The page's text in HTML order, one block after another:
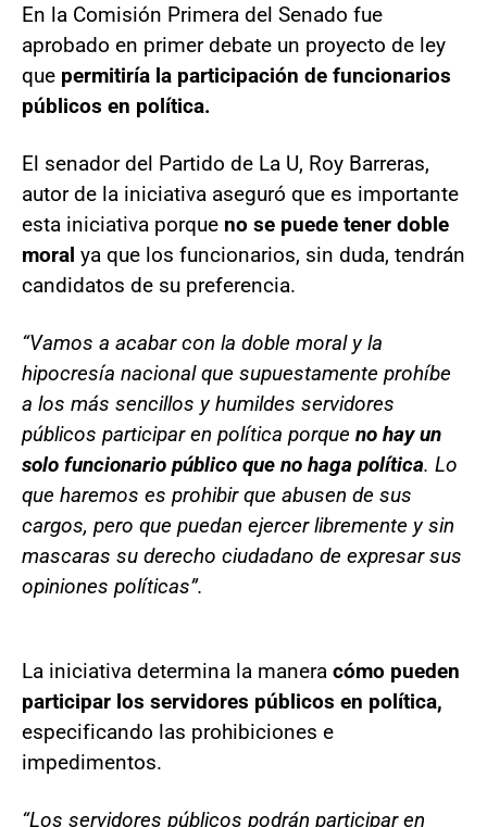
En la Comisión Primera del Senado fue
aprobado en primer debate un proyecto de ley
que permitiría la participación de funcionarios
públicos en política.
El senador del Partido de La U, Roy Barreras,
autor de la iniciativa aseguró que es importante
esta iniciativa porque no se puede tener doble
moral ya que los funcionarios, sin duda, tendrán
candidatos de su preferencia.
“Vamos a acabar con la doble moral y la
hipocresía nacional que supuestamente prohíbe
a los más sencillos y humildes servidores
públicos participar en política porque no hay un
solo funcionario público que no haga política. Lo
que haremos es prohibir que abusen de sus
cargos, pero que puedan ejercer libremente y sin
mascaras su derecho ciudadano de expresar sus
opiniones políticas”.
La iniciativa determina la manera cómo pueden
participar los servidores públicos en política,
especificando las prohibiciones e
impedimentos.
“Los servidores públicos podrán participar en